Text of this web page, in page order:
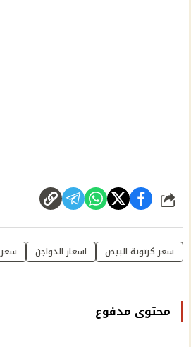
شارك
سعر كرتونة البيض اسعار الدواجن
محتوى مدفوع